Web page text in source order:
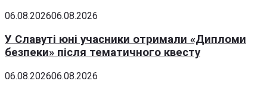
06.08.202606.08.2026
У Славуті юні учасники отримали «Дипломи
безпеки» після тематичного квесту
06.08.202606.08.2026